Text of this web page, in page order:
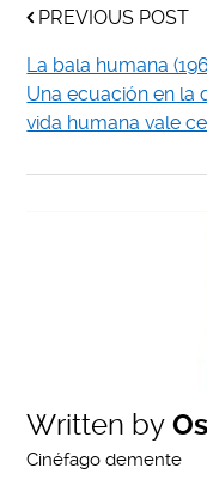
PREVIOUS POST
La bala humana
Una ecuación en la
vida humana vale
Written by
Cinéfago demente